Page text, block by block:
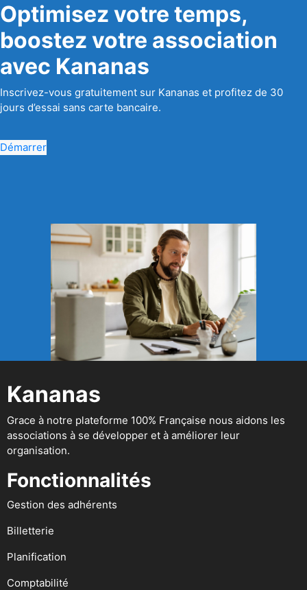
Optimisez votre temps,
boostez votre association
avec Kananas
Inscrivez-vous gratuitement sur Kananas et profitez de 30
jours d’essai sans carte bancaire.
Démarrer
Kananas
Grace à notre plateforme 100% Française nous aidons les
associations à se développer et à améliorer leur
organisation.
Fonctionnalités
Gestion des adhérents
Billetterie
Planification
Comptabilité